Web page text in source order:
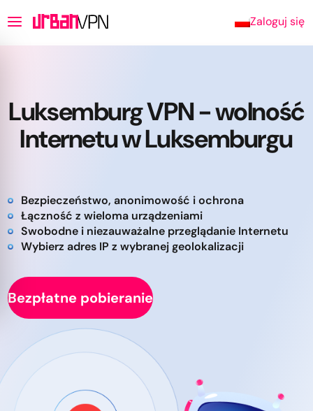
Zaloguj się
Luksemburg VPN - wolność
Internetu w Luksemburgu
Bezpieczeństwo, anonimowość i ochrona
Łączność z wieloma urządzeniami
Swobodne i niezauważalne przeglądanie Internetu
Wybierz adres IP z wybranej geolokalizacji
Bezpłatne pobieranie